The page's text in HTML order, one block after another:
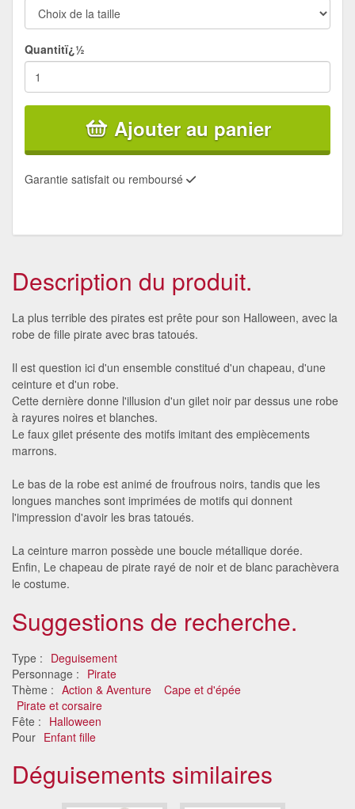
Quantitï¿½
Ajouter au panier
Garantie satisfait ou remboursé
Description du produit.
La plus terrible des pirates est prête pour son Halloween, avec la
robe de fille pirate avec bras tatoués.
Il est question ici d'un ensemble constitué d'un chapeau, d'une
ceinture et d'un robe.
Cette dernière donne l'illusion d'un gilet noir par dessus une robe
à rayures noires et blanches.
Le faux gilet présente des motifs imitant des empiècements
marrons.
Le bas de la robe est animé de froufrous noirs, tandis que les
longues manches sont imprimées de motifs qui donnent
l'impression d'avoir les bras tatoués.
La ceinture marron possède une boucle métallique dorée.
Enfin, Le chapeau de pirate rayé de noir et de blanc parachèvera
le costume.
Suggestions de recherche.
Type : Deguisement
Personnage : Pirate
Thème : Action & Aventure
Cape et d'épée
Pirate et corsaire
Fête : Halloween
Pour Enfant fille
Déguisements similaires